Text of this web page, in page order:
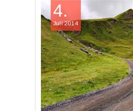
4.
Juli 2014